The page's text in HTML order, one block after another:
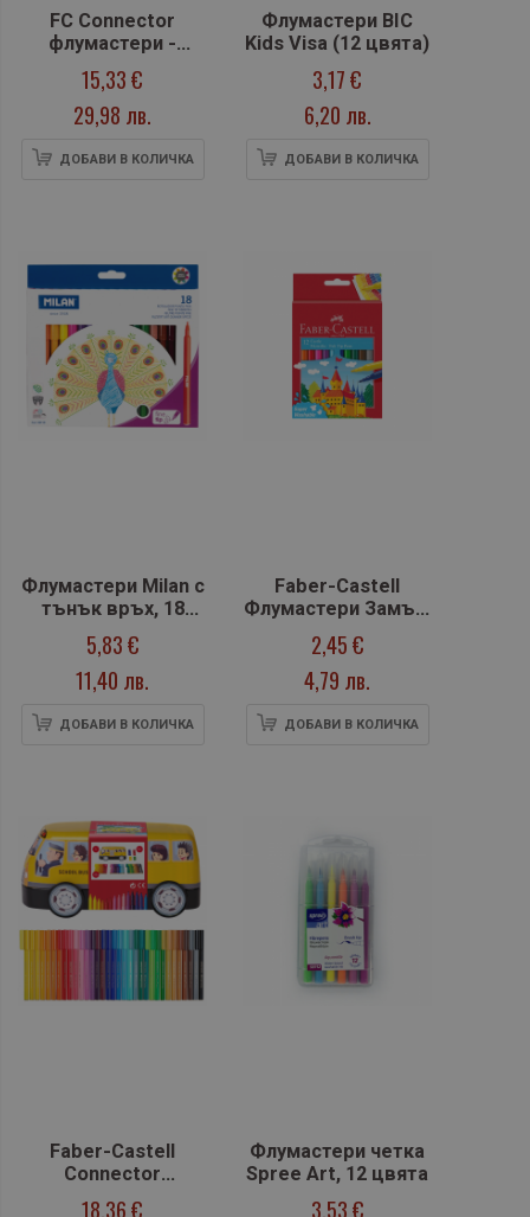
FC Connector
флумастери -
Ферма, 18 цвята
15,33 €
29,98 лв.
ДОБАВИ В КОЛИЧКА
Флумастери BIC
Kids Visa (12 цвята)
3,17 €
6,20 лв.
ДОБАВИ В КОЛИЧКА
Флумастери Milan с
тънък връх, 18
цвята
5,83 €
11,40 лв.
ДОБАВИ В КОЛИЧКА
Faber-Castell
Флумастери Замък,
12 цвята
2,45 €
4,79 лв.
ДОБАВИ В КОЛИЧКА
Faber-Castell
Connector
флумастери - Жълт
18,36 €
Флумастери четка
Spree Art, 12 цвята
3,53 €